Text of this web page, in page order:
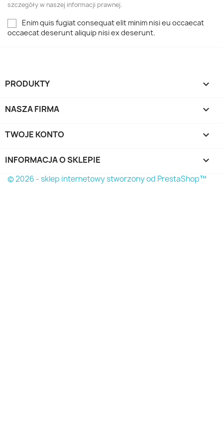
szczegóły w naszej informacji prawnej.
Enim quis fugiat consequat elit minim nisi eu occaecat
occaecat deserunt aliquip nisi ex deserunt.
PRODUKTY 
NASZA FIRMA 
TWOJE KONTO 
INFORMACJA O SKLEPIE keyboard_arrow_down
© 2026 - sklep internetowy stworzony od PrestaShop™